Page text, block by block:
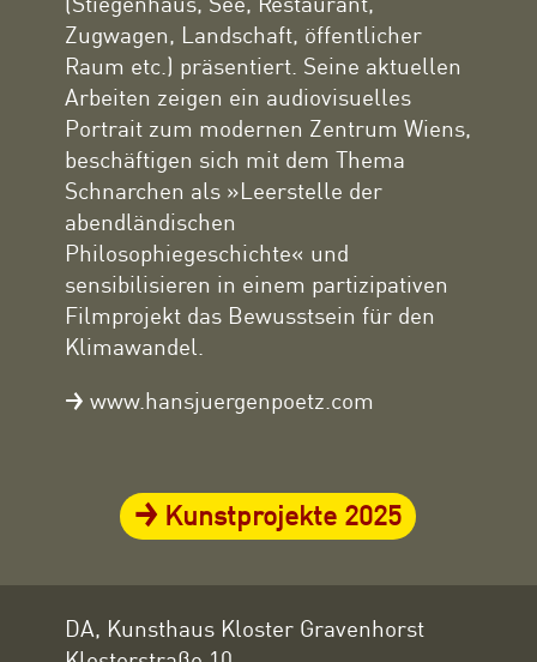
Zugwagen, Landschaft, öffentlicher
Raum etc.) präsentiert. Seine aktuellen
Arbeiten zeigen ein audiovisuelles
Portrait zum modernen Zentrum Wiens,
beschäftigen sich mit dem Thema
Schnarchen als »Leerstelle der
abendländischen
Philosophiegeschichte« und
sensibilisieren in einem partizipativen
Filmprojekt das Bewusstsein für den
Klimawandel.
www.hansjuergenpoetz.com
Kunstprojekte 2025
DA, Kunsthaus Kloster Gravenhorst